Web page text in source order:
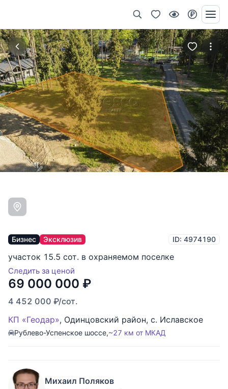
Бизнес Эксклюзив ID: 4974190
участок 15.5 сот. в охраняемом поселке
Следить за ценой
69 000 000 ₽
4 452 000 ₽/сот.
КП «Геодар», Одинцовский район, с. Иславское
Рублево-Успенское шоссе,~27 км от МКАД
Михаил Поляков